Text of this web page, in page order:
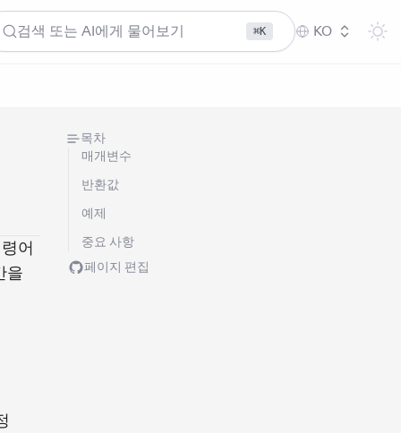
검색 또는 AI에게 물어보기 ⌘K KO
어
을
목차
매개변수
반환값
예제
중요 사항
페이지 편집